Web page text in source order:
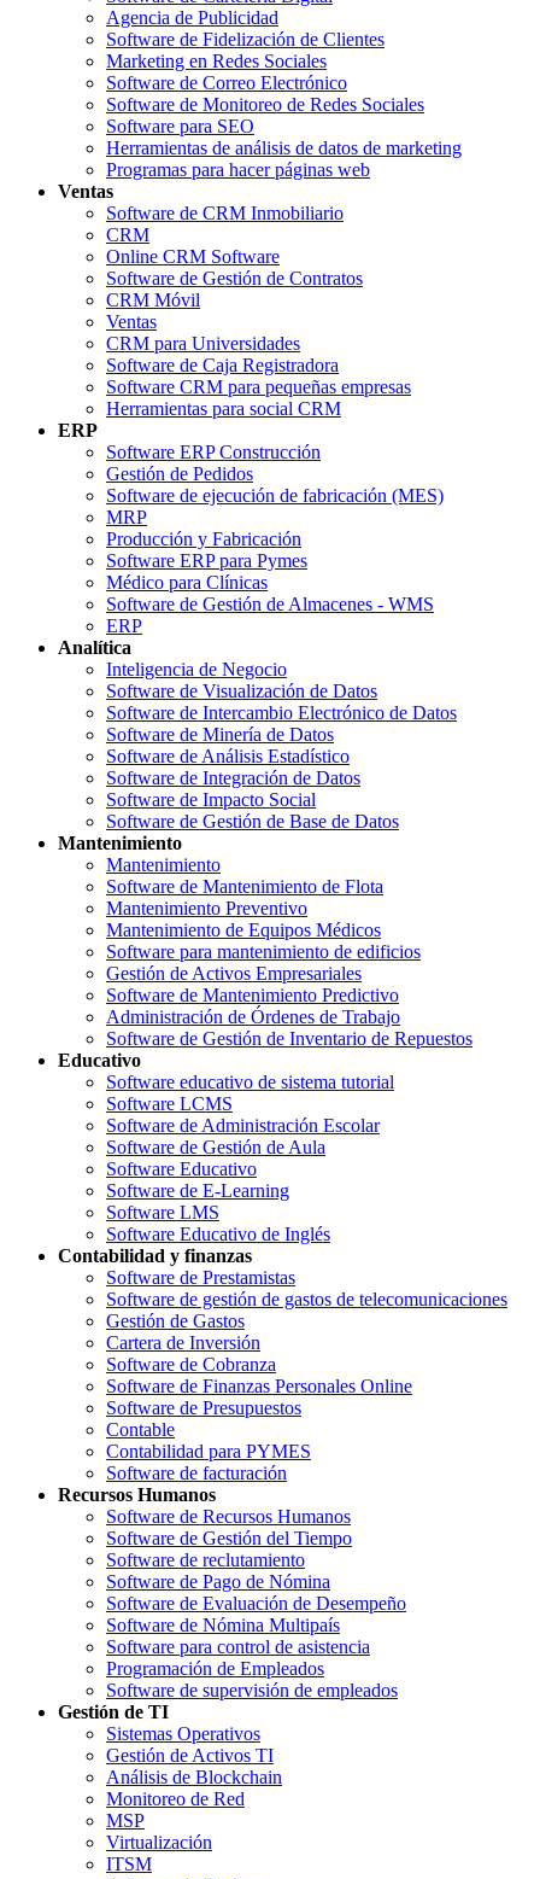
Agencia de Publicidad
Software de Fidelización de Clientes
Marketing en Redes Sociales
Software de Correo Electrónico
Software de Monitoreo de Redes Sociales
Software para SEO
Herramientas de análisis de datos de marketing
Programas para hacer páginas web
Ventas
Software de CRM Inmobiliario
CRM
Online CRM Software
Software de Gestión de Contratos
CRM Móvil
Ventas
CRM para Universidades
Software de Caja Registradora
Software CRM para pequeñas empresas
Herramientas para social CRM
ERP
Software ERP Construcción
Gestión de Pedidos
Software de ejecución de fabricación (MES)
MRP
Producción y Fabricación
Software ERP para Pymes
Médico para Clínicas
Software de Gestión de Almacenes - WMS
ERP
Analítica
Inteligencia de Negocio
Software de Visualización de Datos
Software de Intercambio Electrónico de Datos
Software de Minería de Datos
Software de Análisis Estadístico
Software de Integración de Datos
Software de Impacto Social
Software de Gestión de Base de Datos
Mantenimiento
Mantenimiento
Software de Mantenimiento de Flota
Mantenimiento Preventivo
Mantenimiento de Equipos Médicos
Software para mantenimiento de edificios
Gestión de Activos Empresariales
Software de Mantenimiento Predictivo
Administración de Órdenes de Trabajo
Software de Gestión de Inventario de Repuestos
Educativo
Software educativo de sistema tutorial
Software LCMS
Software de Administración Escolar
Software de Gestión de Aula
Software Educativo
Software de E-Learning
Software LMS
Software Educativo de Inglés
Contabilidad y finanzas
Software de Prestamistas
Software de gestión de gastos de telecomunicaciones
Gestión de Gastos
Cartera de Inversión
Software de Cobranza
Software de Finanzas Personales Online
Software de Presupuestos
Contable
Contabilidad para PYMES
Software de facturación
Recursos Humanos
Software de Recursos Humanos
Software de Gestión del Tiempo
Software de reclutamiento
Software de Pago de Nómina
Software de Evaluación de Desempeño
Software de Nómina Multipaís
Software para control de asistencia
Programación de Empleados
Software de supervisión de empleados
Gestión de TI
Sistemas Operativos
Gestión de Activos TI
Análisis de Blockchain
Monitoreo de Red
MSP
Virtualización
ITSM